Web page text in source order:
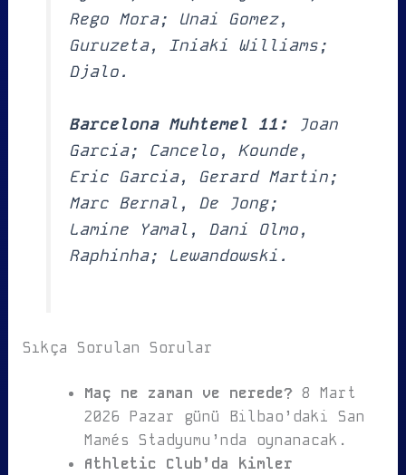
Rego Mora; Unai Gomez,
Guruzeta, Iniaki Williams;
Djalo.
Barcelona Muhtemel 11: Joan
Garcia; Cancelo, Kounde,
Eric Garcia, Gerard Martin;
Marc Bernal, De Jong;
Lamine Yamal, Dani Olmo,
Raphinha; Lewandowski.
Sıkça Sorulan Sorular
Maç ne zaman ve nerede?8 Mart
2026 Pazar günü Bilbao’daki San
Mamés Stadyumu’nda oynanacak.
Athletic Club’da kimler